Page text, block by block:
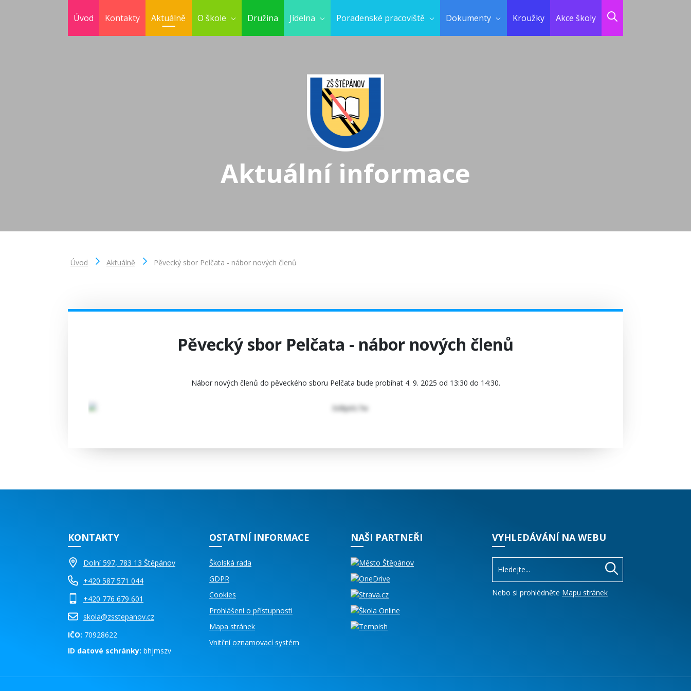
Úvod Kontakty Aktuálně O škole Družina Jídelna Poradenské pracoviště Dokumenty Kroužky Akce školy
Aktuální informace
Úvod Aktuálně Pěvecký sbor Pelčata - nábor nových členů
Pěvecký sbor Pelčata - nábor nových členů
Nábor nových členů do pěveckého sboru Pelčata bude probíhat 4. 9. 2025 od 13:30 do 14:30.
KONTAKTY
Dolní 597, 783 13 Štěpánov
+420 587 571 044
+420 776 679 601
skola@zsstepanov.cz
IČO: 70928622
ID datové schránky: bhjmszv
OSTATNÍ INFORMACE
Školská rada
GDPR
Cookies
Prohlášení o přístupnosti
Mapa stránek
Vnitřní oznamovací systém
NAŠI PARTNEŘI VYHLEDÁVÁNÍ NA WEBU
Nebo si prohlédněte Mapu stránek